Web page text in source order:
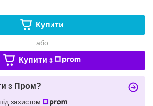
Купити
або
Купити з
з Пром?
захистом